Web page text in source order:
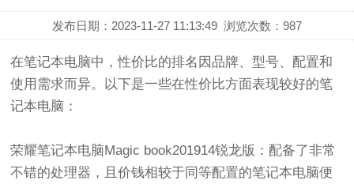
发布日期：2023-11-27 11:13:49 浏览次数：987
在笔记本电脑中，性价比的排名因品牌、型号、配置和
使用需求而异。以下是一些在性价比方面表现较好的笔
记本电脑：
荣耀笔记本电脑Magic book201914锐龙版：配备了非常
不错的处理器，且价钱相较于同等配置的笔记本电脑便